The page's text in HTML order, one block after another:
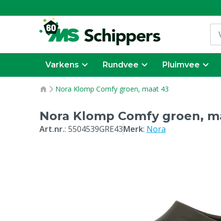
Varkens Rundvee Pluimvee
Nora Klomp Comfy groen, maat 43
Nora Klomp Comfy groen,
Art.nr.: 5504539GRE43Merk: Nora